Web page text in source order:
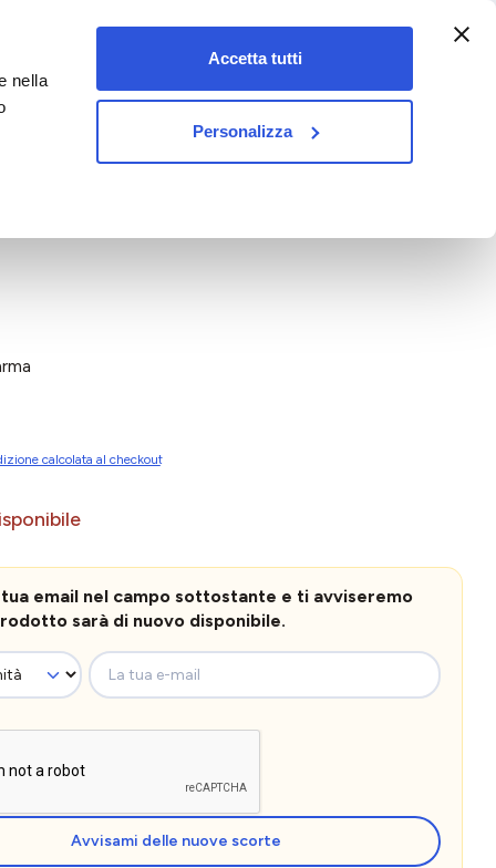
nella
Accetta tutti
Personalizza
vet&pet
calcolata al checkout
email nel campo sottostante e ti avviseremo
sarà di nuovo disponibile.
La tua e-mail
Avvisami delle nuove scorte